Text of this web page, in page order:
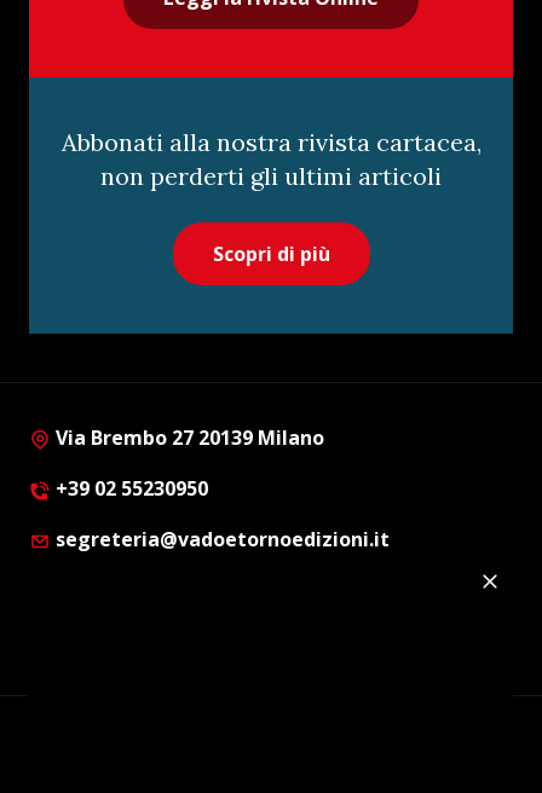
Abbonati alla nostra rivista cartacea,
non perderti gli ultimi articoli
Scopri di più
Via Brembo 27 20139 Milano
+39 02 55230950
segreteria@vadoetornoedizioni.it